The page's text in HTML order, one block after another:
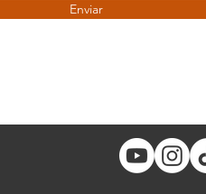
Enviar